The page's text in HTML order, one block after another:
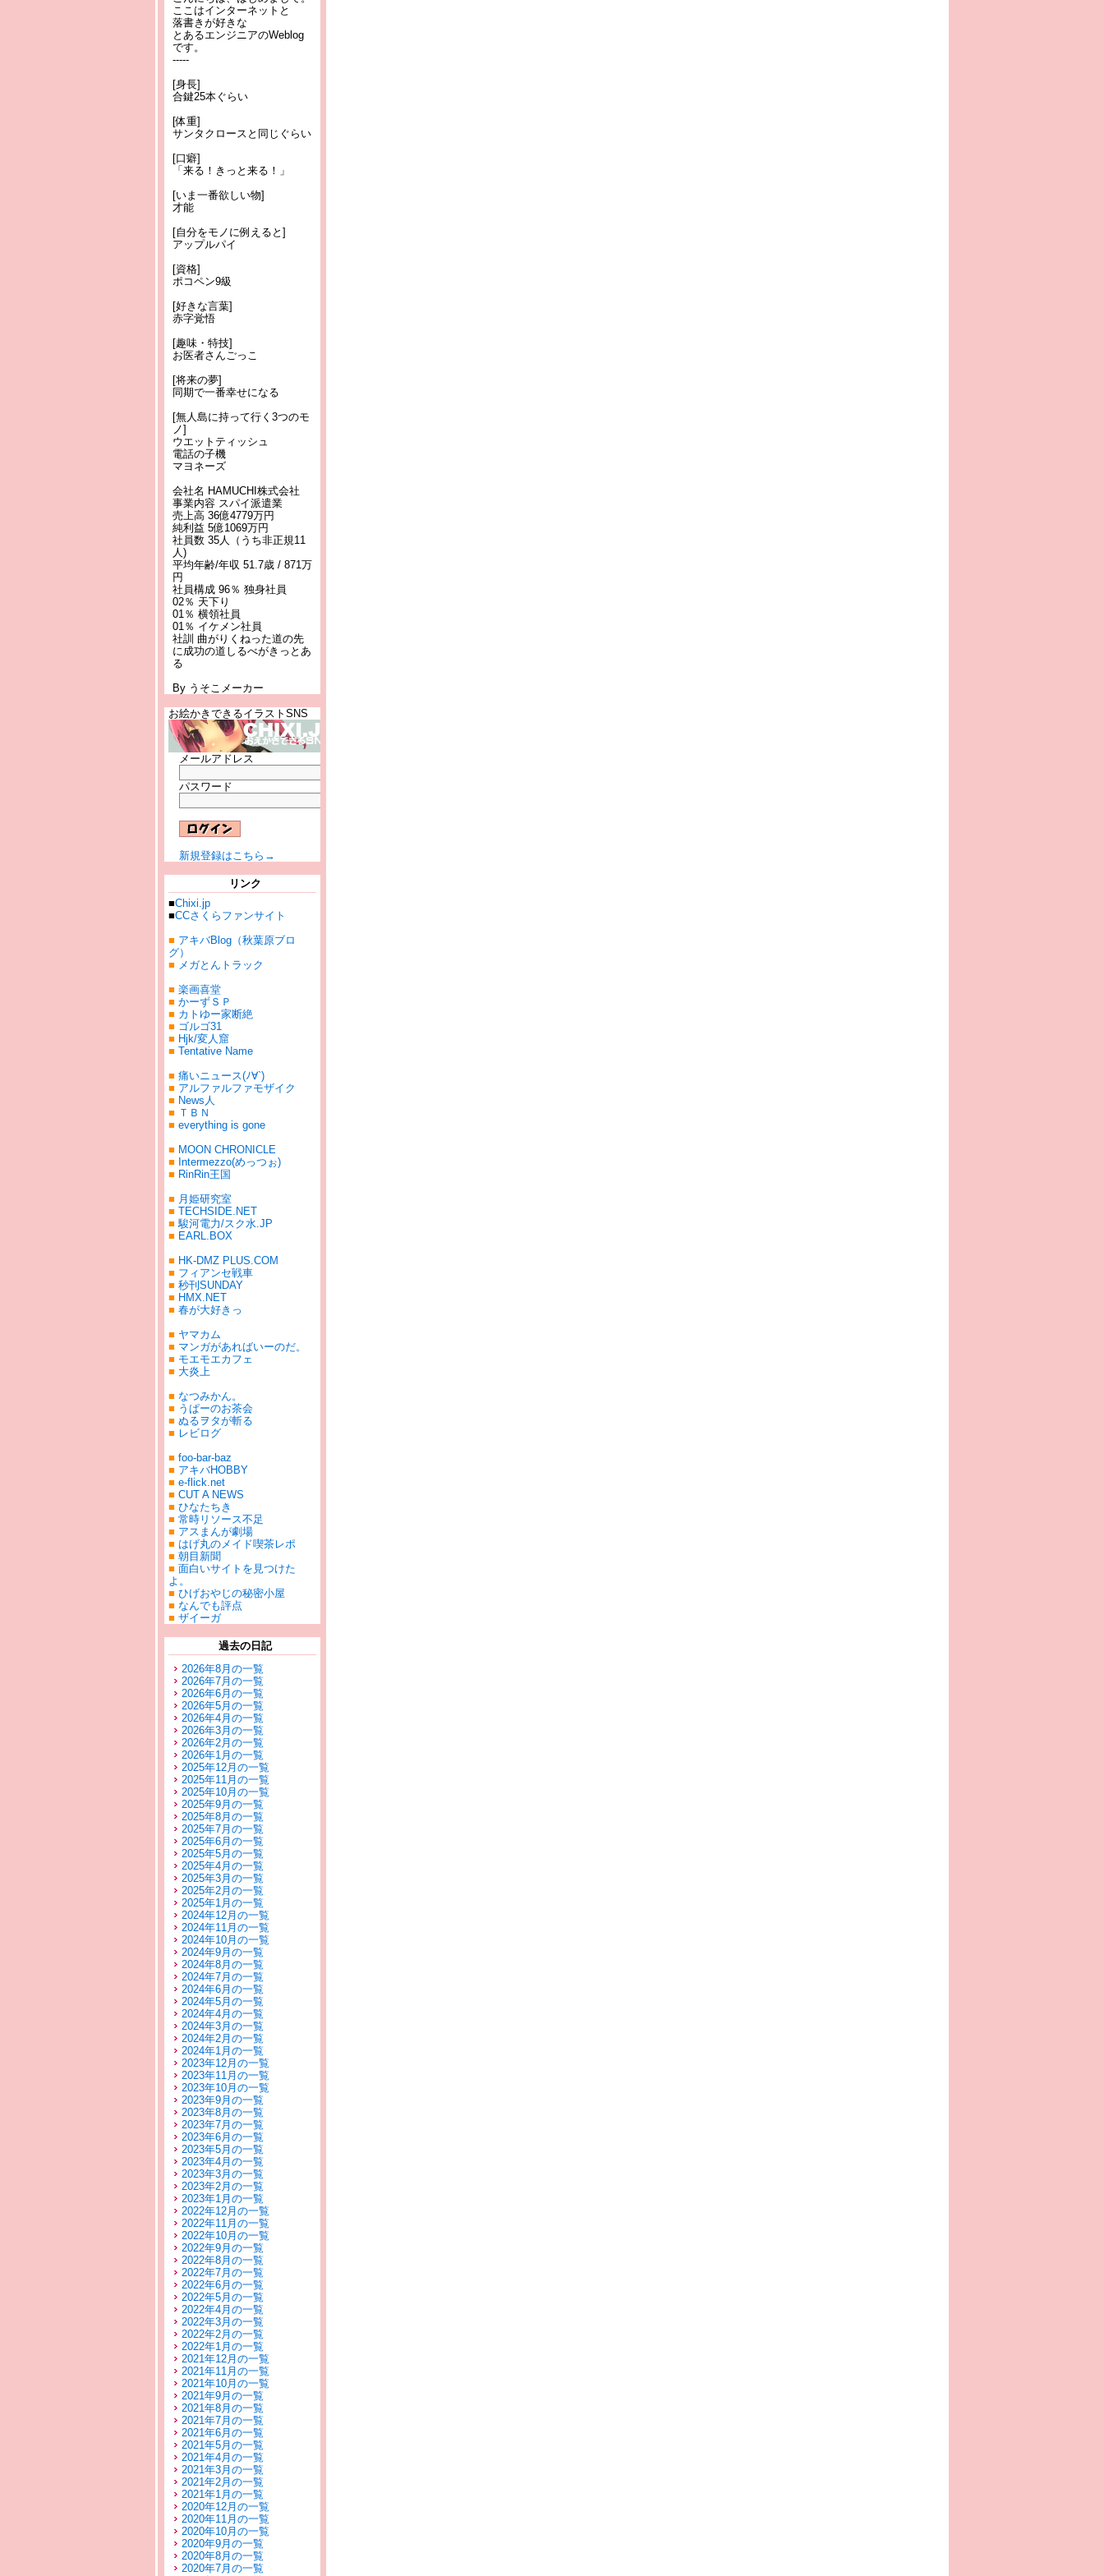
ここはインターネットと
落書きが好きな
とあるエンジニアのWeblog
です。
-----
[身長]
合鍵25本ぐらい
[体重]
サンタクロースと同じぐらい
[口癖]
「来る！きっと来る！」
[いま一番欲しい物]
才能
[自分をモノに例えると]
アップルパイ
[資格]
ポコペン9級
[好きな言葉]
赤字覚悟
[趣味・特技]
お医者さんごっこ
[将来の夢]
同期で一番幸せになる
[無人島に持って行く3つのモ
ノ]
ウエットティッシュ
電話の子機
マヨネーズ
会社名 HAMUCHI株式会社
事業内容 スパイ派遣業
売上高 36億4779万円
純利益 5億1069万円
社員数 35人（うち非正規11
人)
平均年齢/年収 51.7歳 / 871万
円
社員構成 96％ 独身社員
02％ 天下り
01％ 横領社員
01％ イケメン社員
社訓 曲がりくねった道の先
に成功の道しるべがきっとあ
る
By うそこメーカー
お絵かきできるイラストSNS
メールアドレス
パスワード
新規登録はこちら→
リンク
■Chixi.jp
■CCさくらファンサイト
■ アキバBlog（秋葉原ブロ
グ）
■ メガとんトラック
■ 楽画喜堂
■ かーずＳＰ
■ カトゆー家断絶
■ ゴルゴ31
■ Hjk/変人窟
■ Tentative Name
■ 痛いニュース(ﾉ∀`)
■ アルファルファモザイク
■ News人
■ ＴＢＮ
■ everything is gone
■ MOON CHRONICLE
■ Intermezzo(めっつぉ)
■ RinRin王国
■ 月姫研究室
■ TECHSIDE.NET
■駿河電力/スク水.JP
■ EARL.BOX
■ HK-DMZ PLUS.COM
■ フィアンセ戦車
■ 秒刊SUNDAY
■ HMX.NET
■ 春が大好きっ
■ ヤマカム
■ マンガがあればいーのだ。
■ モエモエカフェ
■ 大炎上
■ なつみかん。
■ うぱーのお茶会
■ ぬるヲタが斬る
■ レビログ
■ foo-bar-baz
■ アキバHOBBY
■ e-flick.net
■ CUT A NEWS
■ ひなたちき
■ 常時リソース不足
■ アスまんが劇場
■ はげ丸のメイド喫茶レポ
■ 朝目新聞
■ 面白いサイトを見つけた
よ。
■ ひげおやじの秘密小屋
■ なんでも評点
■ ザイーガ
過去の日記
2026年8月の一覧
2026年7月の一覧
2026年6月の一覧
2026年5月の一覧
2026年4月の一覧
2026年3月の一覧
2026年2月の一覧
2026年1月の一覧
2025年12月の一覧
2025年11月の一覧
2025年10月の一覧
2025年9月の一覧
2025年8月の一覧
2025年7月の一覧
2025年6月の一覧
2025年5月の一覧
2025年4月の一覧
2025年3月の一覧
2025年2月の一覧
2025年1月の一覧
2024年12月の一覧
2024年11月の一覧
2024年10月の一覧
2024年9月の一覧
2024年8月の一覧
2024年7月の一覧
2024年6月の一覧
2024年5月の一覧
2024年4月の一覧
2024年3月の一覧
2024年2月の一覧
2024年1月の一覧
2023年12月の一覧
2023年11月の一覧
2023年10月の一覧
2023年9月の一覧
2023年8月の一覧
2023年7月の一覧
2023年6月の一覧
2023年5月の一覧
2023年4月の一覧
2023年3月の一覧
2023年2月の一覧
2023年1月の一覧
2022年12月の一覧
2022年11月の一覧
2022年10月の一覧
2022年9月の一覧
2022年8月の一覧
2022年7月の一覧
2022年6月の一覧
2022年5月の一覧
2022年4月の一覧
2022年3月の一覧
2022年2月の一覧
2022年1月の一覧
2021年12月の一覧
2021年11月の一覧
2021年10月の一覧
2021年9月の一覧
2021年8月の一覧
2021年7月の一覧
2021年6月の一覧
2021年5月の一覧
2021年4月の一覧
2021年3月の一覧
2021年2月の一覧
2021年1月の一覧
2020年12月の一覧
2020年11月の一覧
2020年10月の一覧
2020年9月の一覧
2020年8月の一覧
2020年7月の一覧